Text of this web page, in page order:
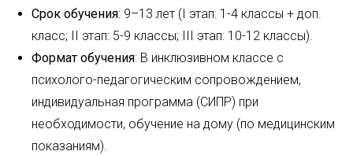
Срок обучения: 9–13 лет (I этап: 1-4 классы + доп.
класс; II этап: 5-9 классы; III этап: 10-12 классы).
Формат обучения: В инклюзивном классе с
психолого-педагогическим сопровождением,
индивидуальная программа (СИПР) при
необходимости, обучение на дому (по медицинским
показаниям).